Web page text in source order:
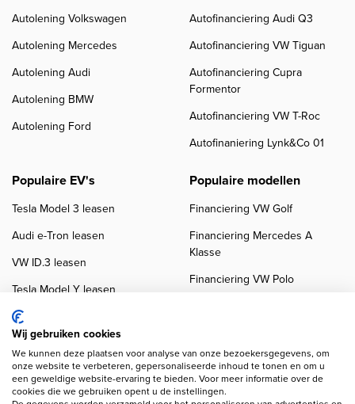
Autolening Volkswagen
Autolening Mercedes
Autolening Audi
Autolening BMW
Autolening Ford
Autofinanciering Audi Q3
Autofinanciering VW Tiguan
Autofinanciering Cupra
Formentor
Autofinanciering VW T-Roc
Autofinaniering Lynk&Co 01
Populaire EV's
Tesla Model 3 leasen
Audi e-Tron leasen
VW ID.3 leasen
Tesla Model Y leasen
VW ID.4 leasen
Populaire modellen
Financiering VW Golf
Financiering Mercedes A
Klasse
Financiering VW Polo
Wij gebruiken cookies
We kunnen deze plaatsen voor analyse van onze bezoekersgegevens, om
onze website te verbeteren, gepersonaliseerde inhoud te tonen en om u
een geweldige website-ervaring te bieden. Voor meer informatie over de
cookies die we gebruiken opent u de instellingen.